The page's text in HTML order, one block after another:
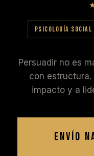
PSICOLOGÍA SOCIAL
Persuadir no es
con
impacto y a
ENVÍO